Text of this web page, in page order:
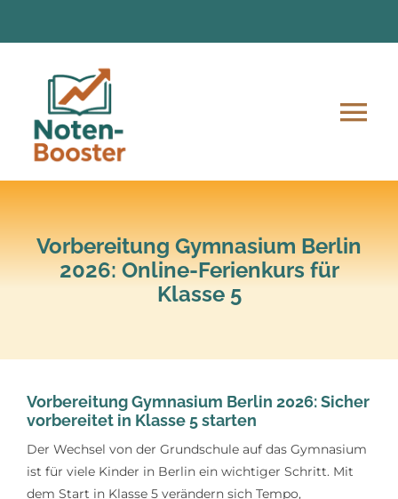
Angebote
Anmeldung und Ablauf
Lern-Material
Lerntipps
Vorbereitung Gymnasium Berlin
2026: Online-Ferienkurs für
Klasse 5
Vorbereitung Gymnasium Berlin 2026: Sicher
vorbereitet in Klasse 5 starten
Der Wechsel von der Grundschule auf das Gymnasium
ist für viele Kinder in Berlin ein wichtiger Schritt. Mit
dem Start in Klasse 5 verändern sich Tempo,